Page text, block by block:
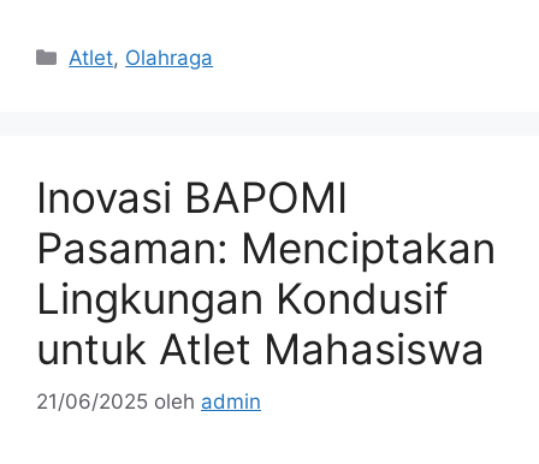
Kategori
Atlet, Olahraga
Inovasi BAPOMI
Pasaman: Menciptakan
Lingkungan Kondusif
untuk Atlet Mahasiswa
21/06/2025 oleh admin